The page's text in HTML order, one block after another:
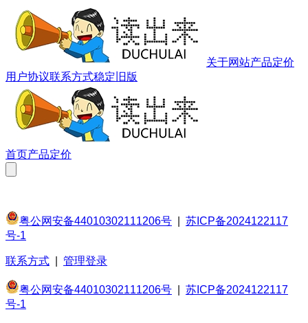
关于网站产品定价
用户协议联系方式稳定旧版
首页产品定价
粤公网安备44010302111206号
苏ICP备2024122117
号-1
联系方式 管理登录
粤公网安备44010302111206号
苏ICP备2024122117
号-1